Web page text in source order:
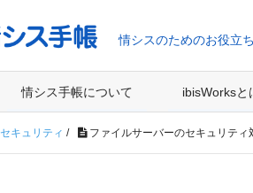
情シスのためのお役立
情シス手帳について ibisWorksと
セキュリティ / ファイルサーバーのセキュリテ